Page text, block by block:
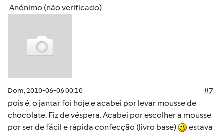
Anónimo (não verificado)
Dom, 2010-06-06 00:10
#7
pois é, o jantar foi hoje e acabei por levar mousse de
chocolate. Fiz de véspera. Acabei por escolher a mousse
por ser de fácil e rápida confecção (livro base)
estava